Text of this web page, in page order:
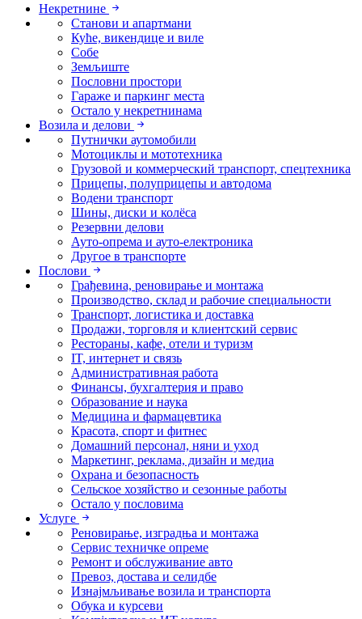
Некретнине
Станови и апартмани
Куће, викендице и виле
Собе
Земљиште
Пословни простори
Гараже и паркинг места
Остало у некретнинама
Возила и делови
Путнички аутомобили
Мотоциклы и мототехника
Грузовой и коммерческий транспорт, спецтехника
Прицепы, полуприцепы и автодома
Водени транспорт
Шины, диски и колёса
Резервни делови
Ауто-опрема и ауто-електроника
Другое в транспорте
Послови
Грађевина, реновирање и монтажа
Производство, склад и рабочие специальности
Транспорт, логистика и доставка
Продажи, торговля и клиентский сервис
Рестораны, кафе, отели и туризм
IT, интернет и связь
Административная работа
Финансы, бухгалтерия и право
Образование и наука
Медицина и фармацевтика
Красота, спорт и фитнес
Домашний персонал, няни и уход
Маркетинг, реклама, дизайн и медиа
Охрана и безопасность
Сельское хозяйство и сезонные работы
Остало у пословима
Услуге
Реновирање, изградња и монтажа
Сервис техничке опреме
Ремонт и обслуживание авто
Превоз, достава и селидбе
Изнајмљивање возила и транспорта
Обука и курсеви